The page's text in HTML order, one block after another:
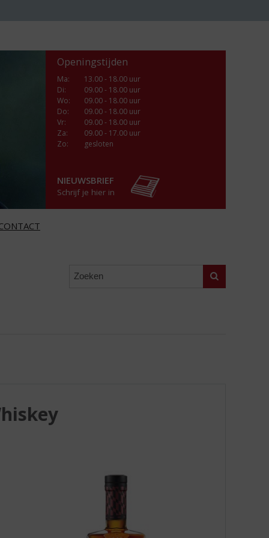
Openingstijden
Ma:
13.00 - 18.00 uur
Di:
09.00 - 18.00 uur
Wo:
09.00 - 18.00 uur
Do:
09.00 - 18.00 uur
Vr:
09.00 - 18.00 uur
Za:
09.00 - 17.00 uur
Zo:
gesloten
NIEUWSBRIEF
Schrijf je hier in
Zoeken